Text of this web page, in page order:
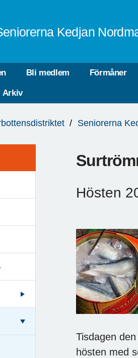
Kedjan
Bli medlem Förmåner
Arkiv
Seniorerna
Hösten
Tisdagen
hösten med